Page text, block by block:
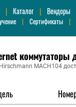
Каталог| Вендоры
| Сертификаты |
коммутаторы
MACH104